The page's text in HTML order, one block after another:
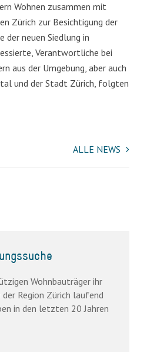
Wohnen zusammen mit
Zürich zur Besichtigung der
neuen Siedlung in
Verantwortliche bei
aus der Umgebung, aber auch
und der Stadt Zürich, folgten
ALLE NEWS
Wohnbauträger ihr
Region Zürich laufend
in den letzten 20 Jahren